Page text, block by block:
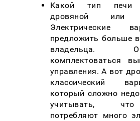
Какой тип печи
дровяной или
Электрические
предложить больше
владельца.
комплектоваться
управления. А вот
классический
который сложно
учитывать, что
потребляют много